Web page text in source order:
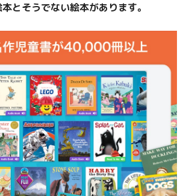
とそうでない絵本があります。